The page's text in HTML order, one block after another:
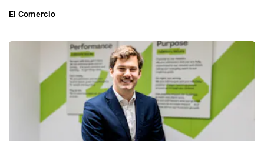
El Comercio